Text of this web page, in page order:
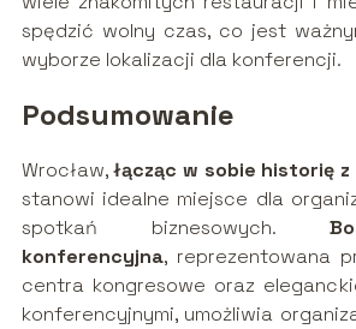
spędzić wolny czas, co jest
wyborze lokalizacji dla konferencji.
Podsumowanie
Wrocław,łącząc w sobie historię
stanowi idealne miejsce dla
spotkań biznesowych.
konferencyjna, reprezentowana
centra kongresowe oraz
konferencyjnymi, umożliwia